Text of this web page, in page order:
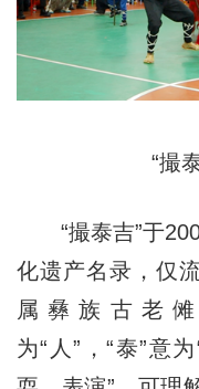
“撮
“撮泰吉”于
化遗产名录，仅
属彝族古老
为“人”，“泰”意